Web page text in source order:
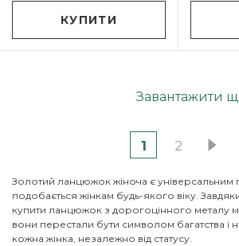
Золотий ланцюжок жіноча є
подобається жінкам будь-якого віку.
купити ланцюжок з дорогоцінного металу
вони перестали бути символом багатства і
кожна жінка, незалежно від статусу.
КУПИТИ
Завантажити
1 2